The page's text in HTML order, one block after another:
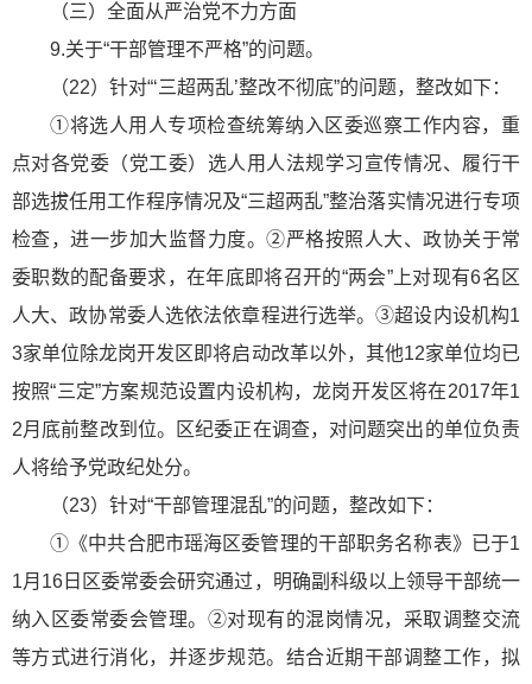
（三）全面从严治党不力方面
9.关于“干部管理不严格”的问题。
（22）针对“‘三超两乱’整改不彻底”的问题，整改如下：
①将选人用人专项检查统筹纳入区委巡察工作内容，重
点对各党委（党工委）选人用人法规学习宣传情况、履行干
部选拔任用工作程序情况及“三超两乱”整治落实情况进行专项
检查，进一步加大监督力度。②严格按照人大、政协关于常
委职数的配备要求，在年底即将召开的“两会”上对现有6名区
人大、政协常委人选依法依章程进行选举。③超设内设机构1
3家单位除龙岗开发区即将启动改革以外，其他12家单位均已
按照“三定”方案规范设置内设机构，龙岗开发区将在2017年1
2月底前整改到位。区纪委正在调查，对问题突出的单位负责
人将给予党政纪处分。
（23）针对“干部管理混乱”的问题，整改如下：
①《中共合肥市瑶海区委管理的干部职务名称表》已于1
1月16日区委常委会研究通过，明确副科级以上领导干部统一
纳入区委常委会管理。②对现有的混岗情况，采取调整交流
等方式进行消化，并逐步规范。结合近期干部调整工作，拟